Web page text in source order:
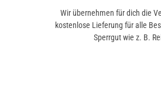
Wir übernehmen für dich die
kostenlose Lieferung für alle
Sperrgut wie z. B.